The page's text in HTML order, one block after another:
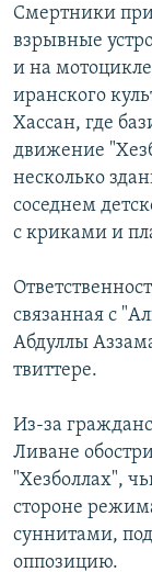
СПОРТ
АРХИВ
Հայերեն
English
Русский
Смертники
взрывные
и на
иранского
Хассан, где
движение
несколько
соседнем
с криками и
связанная с
Абдуллы
твиттере.
Из-за
Ливане
"Хезболлах",
стороне
суннитами,
оппозицию.